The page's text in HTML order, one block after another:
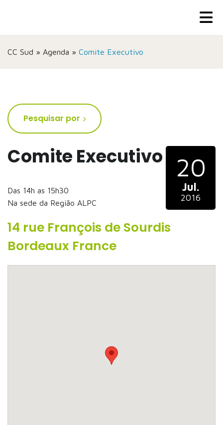
CC Sud » Agenda » Comite Executivo
Comite Executivo
Das 14h as 15h30
Na sede da Região ALPC
20
Jul.
2016
14 rue François de Sourdis
Bordeaux France
Pesquisar por